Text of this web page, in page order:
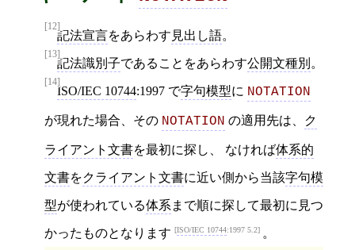
[12]
記法宣言をあらわす 見出し語。
[13]
記法識別子であることをあらわす公開文種別 。
[14]
ISO/IEC 10744:1997 で字句模型に NOTATION
が現れた場合、その NOTATION の適用先は、 ク
ライアント文書を最初に探し、 なければ体系的
文書をクライアント文書に近い側から当該字句模
型が使われている体系 まで順に探して最初に見つ
かったものとなります ISO/IEC 10744:1997 5.2 。